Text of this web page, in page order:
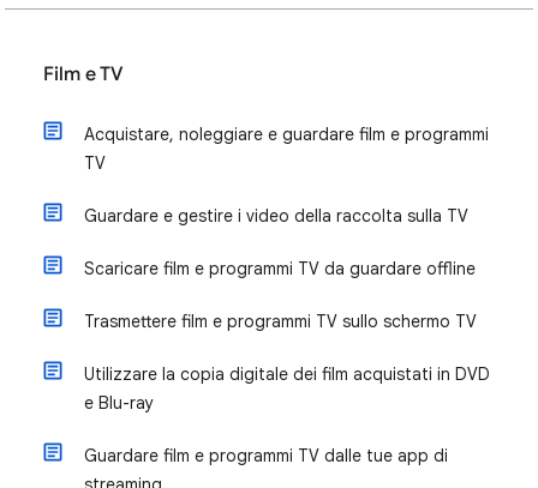
Film e TV
Acquistare, noleggiare e guardare film e programmi
TV
Guardare e gestire i video della raccolta sulla TV
Scaricare film e programmi TV da guardare offline
Trasmettere film e programmi TV sullo schermo TV
Utilizzare la copia digitale dei film acquistati in DVD
e Blu-ray
Guardare film e programmi TV dalle tue app di